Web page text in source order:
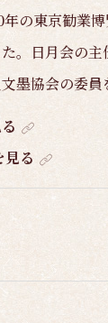
の東京勧業博
。日月会の主
墨協会の委員
見る